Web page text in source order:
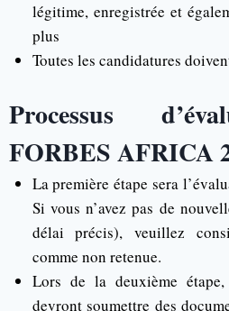
légitime, enregistrée et
plus
Toutes les candidatures
Processus
FORBES AFRICA
La première étape sera
Si vous n’avez pas de
délai précis), veuillez
comme non retenue.
Lors de la deuxième
devront soumettre des